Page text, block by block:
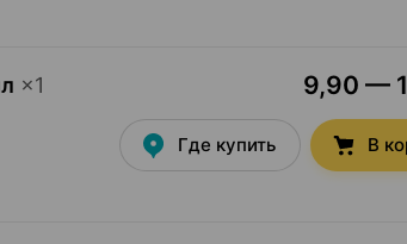
×1 9,90 —
Где купить В